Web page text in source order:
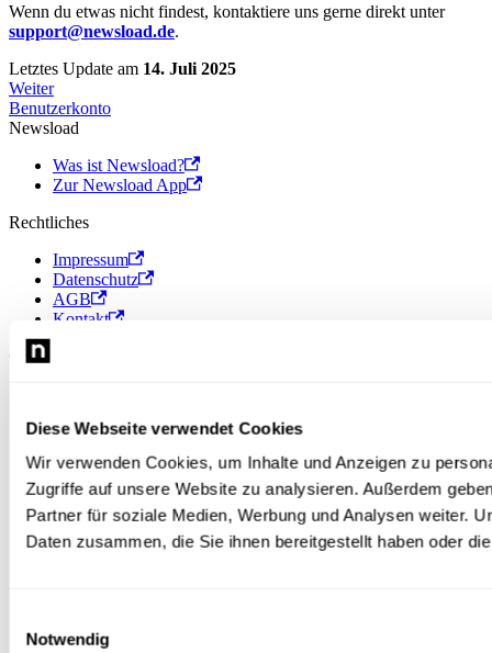
Diese Webseite verwendet Cookies
Wir verwenden Cookies, um Inhalte und Anzeigen zu
Zugriffe auf unsere Website zu analysieren. Außerdem
Partner für soziale Medien, Werbung und Analysen weiter.
Daten zusammen, die Sie ihnen bereitgestellt haben oder
Notwendig
Wenn du etwas nicht findest, kontaktiere uns gerne direkt unter
support@newsload.de.
Letztes Update am 14. Juli 2025
Weiter
Benutzerkonto
Newsload
Was ist Newsload?
Zur Newsload App
Rechtliches
Impressum
Datenschutz
AGB
Kontakt
© 2026 Newsload, Newsload ist ein Produkt der Contiago GmbH.